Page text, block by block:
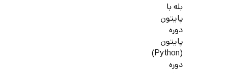
بله با
پایتون
دوره
پایتون
(Python)
دوره